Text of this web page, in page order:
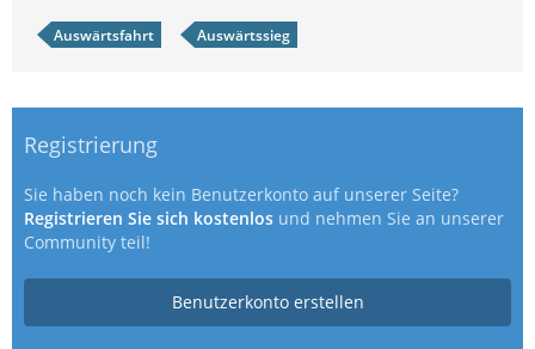
Auswärtsfahrt Auswärtssieg
Registrierung
Sie haben noch kein Benutzerkonto auf unserer Seite?
Registrieren Sie sich kostenlos und nehmen Sie an unserer
Community teil!
Benutzerkonto erstellen